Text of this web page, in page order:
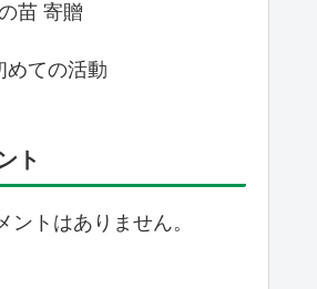
苗 寄贈
めての活動
ト
ントはありません。